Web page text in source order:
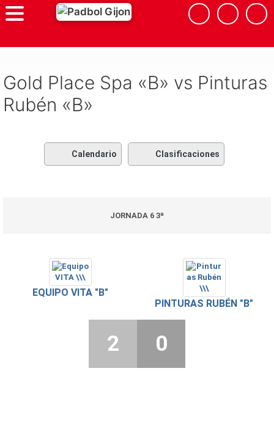
Saltar
al
Gold Place Spa «B» vs Pinturas
Rubén «B»
Calendario Clasificaciones
JORNADA 6 3ª
EQUIPO VITA "B"
PINTURAS RUBÉN "B"
2 0